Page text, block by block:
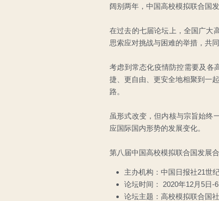
阔别两年，中国高校模拟联合国
在过去的七届论坛上，全国广大
思索应对挑战与困难的举措，共
考虑到常态化疫情防控需要及各
捷、更自由、更安全地相聚到一
路。
虽形式改变，但内核与宗旨始终
应国际国内形势的发展变化。
第八届中国高校模拟联合国发展
主办机构：中国日报社21世
论坛时间： 2020年12月5日-
论坛主题：高校模拟联合国